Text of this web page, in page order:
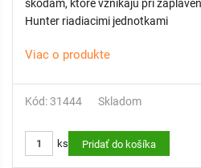
Záruka: 5 rokov
31446, 31447, 31448)
škodám, ktoré vznikajú pri
Hunter riadiacimi jednotkami
Viac o produkte
Kód: 31444 Skladom
ks Pridať do košíka